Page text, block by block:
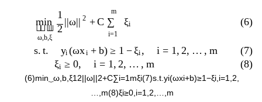
min
 

ω, b, ξ
1
2
||ω|| 2 +C ∑
i=1
m
ξi
s. t. yi (ωxi + b) ≥ 1 −ξi , i = 1 , 2, … , m
ξi ≥ 0, i = 1, 2, … , m
(6)
(7)
(8)
(6)min ω b ξ1 2||ω||2+C∑i=1 mξi(7)s t yi(ωxi+b)≥1−ξi i=1 2
m(8)ξi≥0, i=1 2 m